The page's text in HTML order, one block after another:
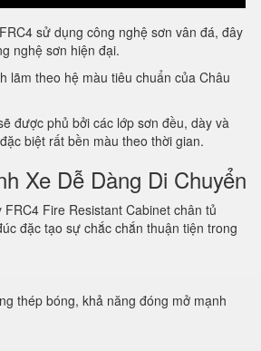
FRC4 sử dụng công nghệ sơn vân đá, đây
nghệ sơn hiện đại.
lãm theo hệ màu tiêu chuẩn của Châu
được phủ bởi các lớp sơn đều, dày và
biệt rất bền màu theo thời gian.
Xe Dễ Dàng Di Chuyển
FRC4 Fire Resistant Cabinet chân tủ
đặc tạo sự chắc chắn thuận tiện trong
thép bóng, khả năng đóng mở mạnh